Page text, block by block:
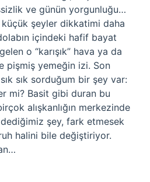
ve günün yorgunluğu…
şeyler dikkatimi daha
içindeki hafif bayat
o “karışık” hava ya da
pişmiş yemeğin izi. Son
sık sorduğum bir şey var:
mi? Basit gibi duran bu
alışkanlığın merkezinde
şey, fark etmesek
halini bile değiştiriyor.